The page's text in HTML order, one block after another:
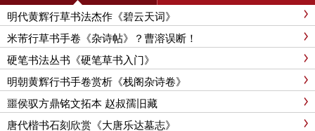
明代黄辉行草书法杰作《碧云天词》
米芾行草书手卷《杂诗帖》？曹溶误断！
硬笔书法丛书《硬笔草书入门》
明朝黄辉行书手卷赏析《栈阁杂诗卷》
噩侯驭方鼎铭文拓本 赵叔孺旧藏
唐代楷书石刻欣赏《大唐乐达墓志》